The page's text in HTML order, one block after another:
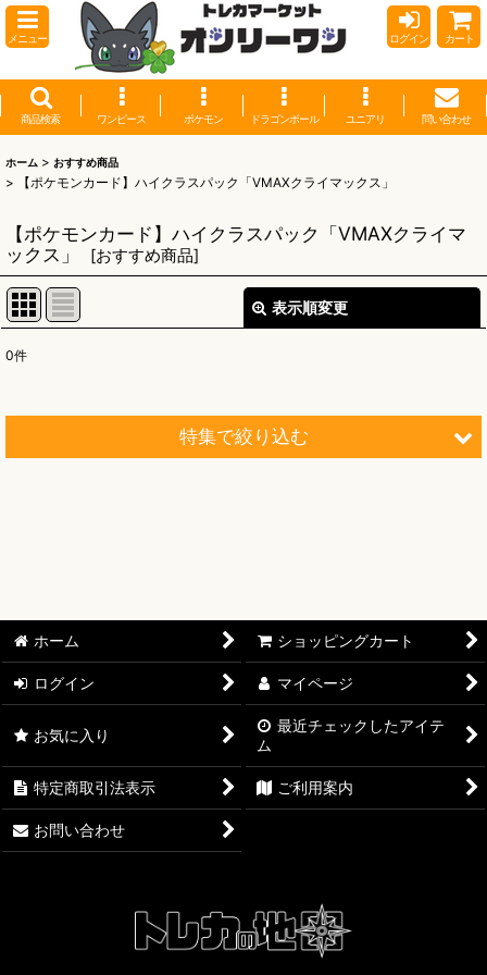
メニュー ログイン カート
商品検索 ワンピース ポケモン ドラゴンボール ユニアリ 問い合わせ
ホーム > おすすめ商品
> 【ポケモンカード】ハイクラスパック「VMAXクライマックス」
【ポケモンカード】ハイクラスパック「VMAXクライマ
ックス」
[おすすめ商品]
表示順変更
0件
特集で絞り込む
【ワンピースカード】ブースターパック 決戦の刻【OP-16】
【ワンピースカード】ブースターパック 神の島の冒険【OP-
【ワンピースカード】エクストラブースター EGGHEAD
CRISIS【EB-04】
【ワンピースカード】ブースターパック 蒼海の七傑【OP-14】
【ワンピースカード】ブースターパック 受け継がれる意志
ホーム ショッピングカート
ログイン マイページ
お気に入り
最近チェックしたアイテ
ム
特定商取引法表示 ご利用案内
お問い合わせ